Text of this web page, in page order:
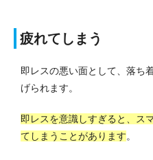
疲れてしまう
即レスの悪い面として、落ち
げられます。
即レスを意識しすぎると、ス
てしまうことがあります。